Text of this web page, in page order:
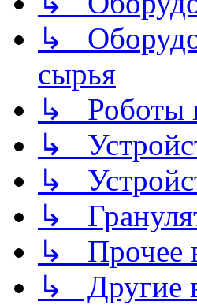
↳
сырья
↳ Роботы
↳
↳
↳
↳ Прочее
↳ Другие